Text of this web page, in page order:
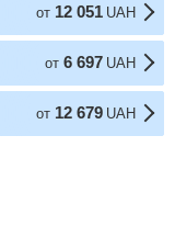
от 12 051 UAH
от 6 697 UAH
от 12 679 UAH